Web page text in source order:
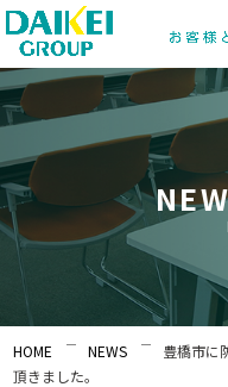
HOME NEWS
豊橋市に
頂きました。